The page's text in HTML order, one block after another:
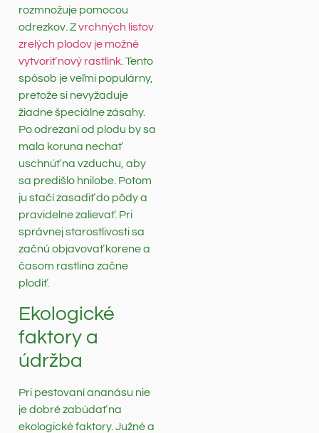
rozmnožuje pomocou
odrezkov. Zvrchných listov
zrelých plodov je možné
vytvoriť nový rastlink. Tento
spôsob je veľmi populárny,
pretože si nevyžaduje
žiadne špeciálne zásahy.
Po odrezaní od plodu by sa
mala koruna nechať
uschnúť na vzduchu, aby
sa predišlo hnilobe. Potom
ju stačí zasadiť do pôdy a
pravidelne zalievať. Pri
správnej starostlivosti sa
začnú objavovať korene a
časom rastlina začne
plodiť.
Ekologické
faktory a
údržba
Pri pestovaní ananásu nie
je dobré zabúdať na
ekologické faktory. Južné a